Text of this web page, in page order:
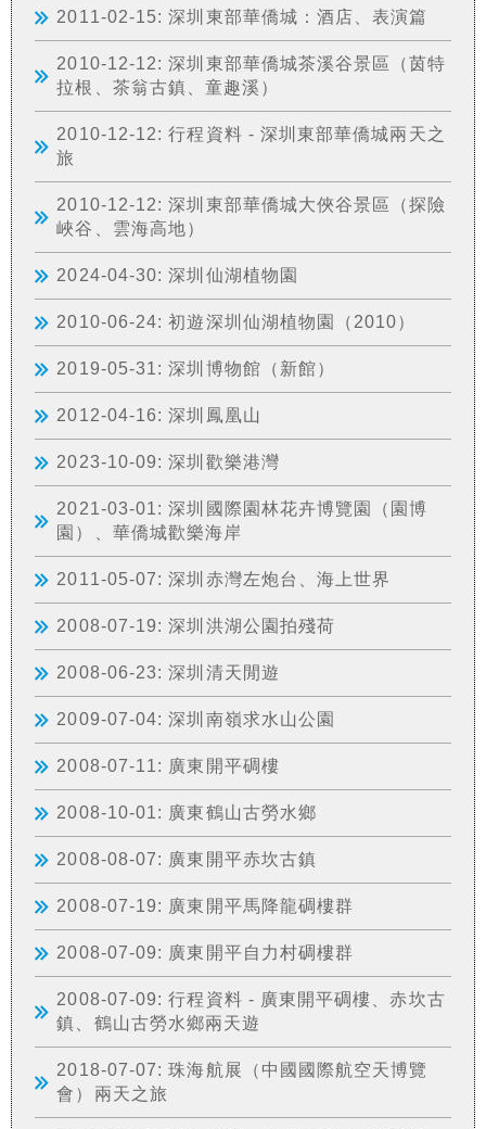
2011-02-15: 深圳東部華僑城：酒店、表演篇
2010-12-12: 深圳東部華僑城茶溪谷景區（茵特
拉根、茶翁古鎮、童趣溪）
2010-12-12: 行程資料 - 深圳東部華僑城兩天之
旅
2010-12-12: 深圳東部華僑城大俠谷景區（探險
峽谷、雲海高地）
2024-04-30: 深圳仙湖植物園
2010-06-24: 初遊深圳仙湖植物園（2010）
2019-05-31: 深圳博物館（新館）
2012-04-16: 深圳鳳凰山
2023-10-09: 深圳歡樂港灣
2021-03-01: 深圳國際園林花卉博覽園（園博
園）、華僑城歡樂海岸
2011-05-07: 深圳赤灣左炮台、海上世界
2008-07-19: 深圳洪湖公園拍殘荷
2008-06-23: 深圳清天閒遊
2009-07-04: 深圳南嶺求水山公園
2008-07-11: 廣東開平碉樓
2008-10-01: 廣東鶴山古勞水鄉
2008-08-07: 廣東開平赤坎古鎮
2008-07-19: 廣東開平馬降龍碉樓群
2008-07-09: 廣東開平自力村碉樓群
2008-07-09: 行程資料 - 廣東開平碉樓、赤坎古
鎮、鶴山古勞水鄉兩天遊
2018-07-07: 珠海航展（中國國際航空天博覽
會）兩天之旅